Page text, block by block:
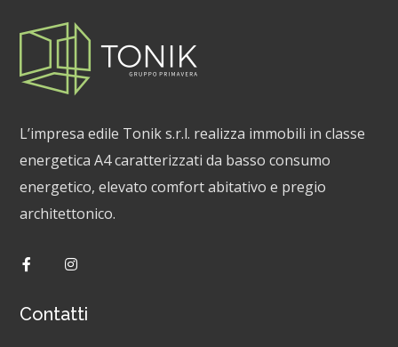
L’impresa edile Tonik s.r.l. realizza immobili in classe
energetica A4 caratterizzati da basso consumo
energetico, elevato comfort abitativo e pregio
architettonico.
Contatti